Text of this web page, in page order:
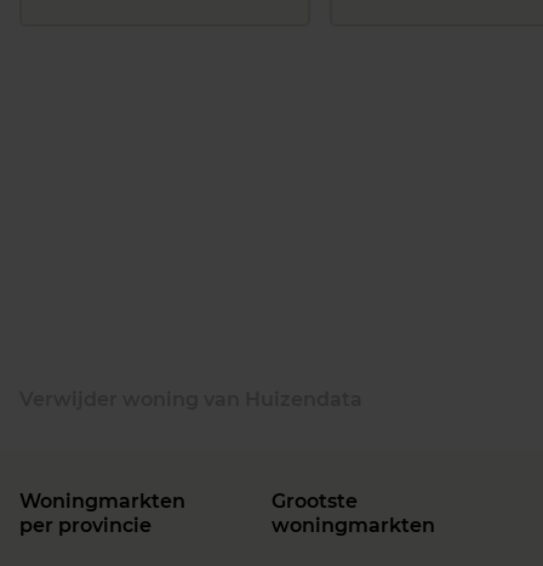
Woningmarkten
per provincie
Grootste
woningmarkten